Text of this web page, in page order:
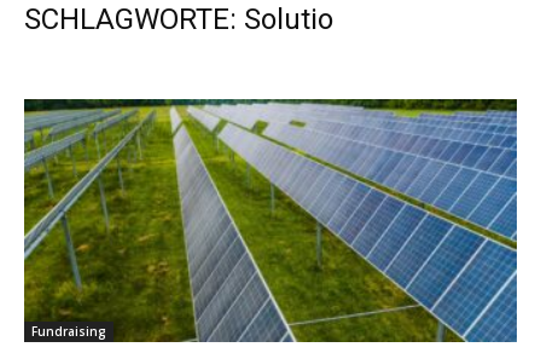
SCHLAGWORTE: Solutio
Fundraising